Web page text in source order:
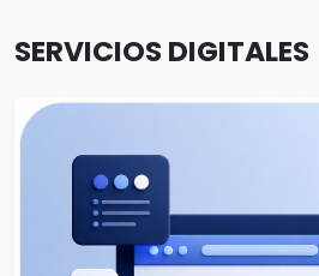
SERVICIOS DIGITALES